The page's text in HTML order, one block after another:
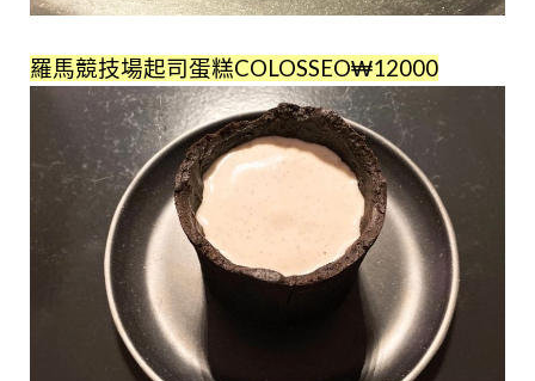
羅馬競技場起司蛋糕COLOSSEO₩12000